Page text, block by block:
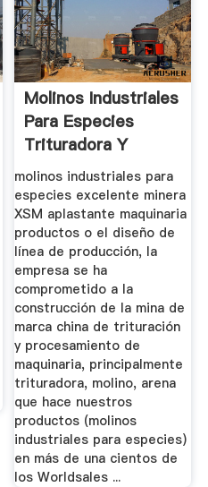
Molinos Industriales
Para Especies
Trituradora Y
Molino ...
molinos industriales para
especies excelente minera
XSM aplastante maquinaria
productos o el diseño de
línea de producción, la
empresa se ha
comprometido a la
construcción de la mina de
marca china de trituración
y procesamiento de
maquinaria, principalmente
trituradora, molino, arena
que hace nuestros
productos (molinos
industriales para especies)
en más de una cientos de
los Worldsales ...